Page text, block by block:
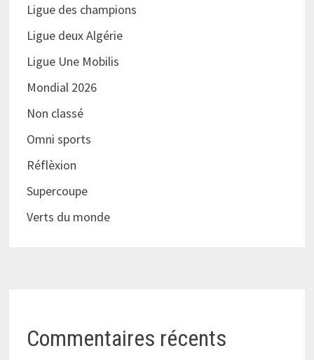
Ligue des champions
Ligue deux Algérie
Ligue Une Mobilis
Mondial 2026
Non classé
Omni sports
Réflèxion
Supercoupe
Verts du monde
Commentaires récents